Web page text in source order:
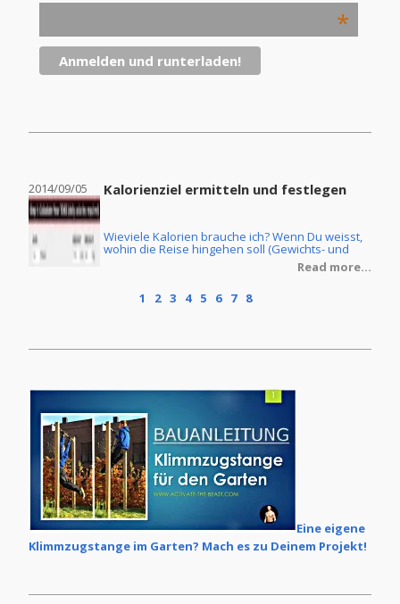
*
2014/09/05 Kalorienziel ermitteln und festlegen
Wieviele Kalorien brauche ich? Wenn Du weisst,
wohin die Reise hingehen soll (Gewichts- und
Körperfettreduzierung oder Masseaufbau) und
Du ebenfalls die Ernährungsform Deiner Wahl
Frage, wie Du denn Dein individuelles
Read more...
1 2 3 4 5 6 7 8
Eine eigene
Klimmzugstange im Garten? Mach es zu Deinem Projekt!